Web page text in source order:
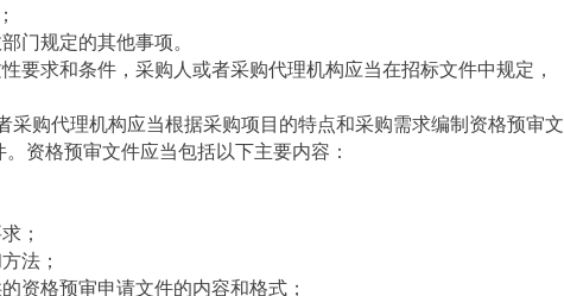
门规定的其他事项。
要求和条件，采购人或者采购代理机构应当在招标文件中规定，
采购代理机构应当根据采购项目的特点和采购需求编制资格预审文
。资格预审文件应当包括以下主要内容：
；
法；
资格预审申请文件的内容和格式；